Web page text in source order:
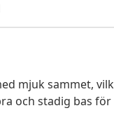
mjuk sammet,
och stadig bas